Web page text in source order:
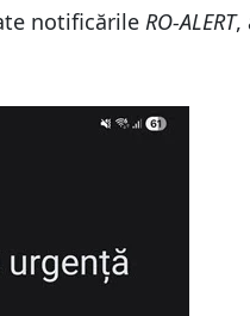
notificările RO-ALERT,